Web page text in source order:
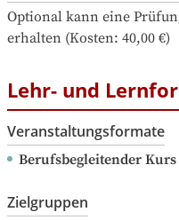
Optional kann eine
erhalten (Kosten: 40,00 €)
Lehr- und
Veranstaltungsformate
Berufsbegleitender Kurs
Zielgruppen